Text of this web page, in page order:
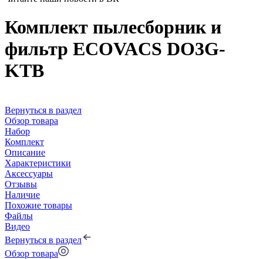
Комплект пылесборник и
фильтр ECOVACS DO3G-
KTB
Вернуться в раздел
Обзор товара
Набор
Комплект
Описание
Характеристики
Аксессуары
Отзывы
Наличие
Похожие товары
Файлы
Видео
Вернуться в раздел
Обзор товара